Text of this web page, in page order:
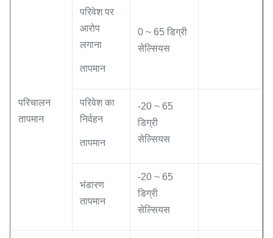
परिचालन
तापमान
परिवेश पर
आरोप
लगाना
तापमान
0 ~ 65 डिग्री
सेल्सियस
परिवेश का
निर्वहन
तापमान
-20 ~ 65
डिग्री
सेल्सियस
भंडारण
तापमान
-20 ~ 65
डिग्री
सेल्सियस